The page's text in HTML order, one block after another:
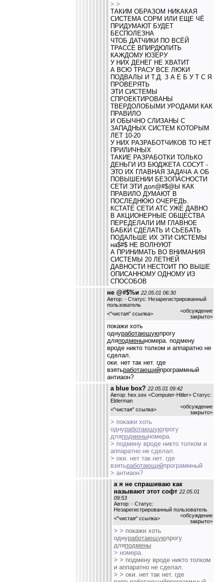
> >
ТАКИМ ОБРАЗОМ НИКАКАЯ
СИСТЕМА СОРМ ИЛИ ЕЩЕ ЧЁ
ПРИДУМАЮТ БУДЕТ
БЕСПОЛЕЗНА
ЧТОБ ДАТЧИКИ ПО ВСЁЙ
ТРАССЕ ВПИРДЮЛИТЬ
КАЖДОМУ ЮЗЕРУ
У НИХ ДЕНЕГ НЕ ХВАТИТ
А ВСЮ ТРАСУ ВСЕ ЛЮКИ
ПОДВАЛЫ И Т.Д. З А Е Б У Т С Я
ПРОВЕРЯТЬ
ЭТИ СИСТЕМЫ
СПРОЕКТИРОВАНЫ
ТВЕРДОЛОБЫМИ УРОДАМИ КАК
ПРАВИЛО
И ОБЫЧНО СЛИЗАНЫ С
ЗАПАДНЫХ СИСТЕМ КОТОРЫМ
ЛЕТ 10-20
У НИХ РАЗРАБОТЧИКОВ ТО НЕТ
ПРИЛИЧНЫХ
ТАКИЕ РАЗРАБОТКИ ТОЛЬКО
ДЕНЬГИ ИЗ БЮДЖЕТА СОСУТ -
ЭТО ИХ ГЛАВНАЯ ЗАДАЧА А ОБ
ПОВЫШЕНИИ БЕЗОПАСНОСТИ
СЕТИ ЭТИ дол@#$@Ы КАК
ПРАВИЛО ДУМАЮТ В
ПОСЛЕДНЮЮ ОЧЕРЕДЬ.
КСТАТЕ СЕТИ АТС УЖЕ ДАВНО
В АКЦИОНЕРНЫЕ ОБЩЕСТВА
ПЕРЕДЕЛАЛИ ИМ ГЛАВНОЕ
БАБКИ СДЕЛАТЬ И СЬЕБАТЬ
ПОДАЛЬШЕ ИХ ЭТИ СИСТЕМЫ
на$#$ НЕ ВОЛНУЮТ
А ПРИНИМАТЬ ВО ВНИМАНИЯ
СИСТЕМЫ 20 ЛЕТНЕЙ
ДАВНОСТИ НЕСТОИТ ПО ВЫШЕ
ОПИСАННОМУ ОДНОМУ ИЗ
СПОСОБОВ
не @#$%и 22.05.01 06:30
Автор: - Статус: Незарегистрированный
пользователь
<"чистая" ссылка>
<обсуждение
закрыто>
покажи хоть
однуработающуюпрогу
дляподменыномера. подмену
вроде никто толком и аппаратно не
сделал.
оки. нет так нет. где
взятьработающийпрограммный
антиаон?
а blue box? 22.05.01 09:42
Автор: hex.sex <Computer-Hitler> Статус:
Elderman
<"чистая" ссылка>
<обсуждение
закрыто>
> покажи хоть
однуработающуюпрогу
дляподменыномера.
> подмену вроде никто толком и
аппаратно не сделал.
> оки. нет так нет. где
взятьработающийпрограммный
> антиаон?
а я не спрашиваю как
называют этот софт 22.05.01
09:53
Автор: - Статус:
Незарегистрированный пользователь
<"чистая" ссылка>
<обсуждение
закрыто>
> > покажи хоть
однуработающуюпрогу
дляподмены
> номера.
> > подмену вроде никто толком
и аппаратно не сделал.
> > оки. нет так нет. где